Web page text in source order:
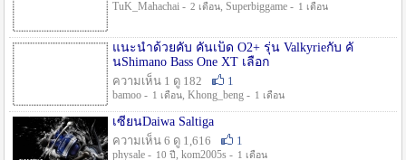
TuK_Mahachai - 2 เดือน, Superbiggame - 1 เดือน
แนะนำด้วยคับ คันเบ็ด O2+ รุ่น Valkyrieกับ คั
นShimano Bass One XT เลือก
ความเห็น 1 ดู 182
1
bamoo - 1 เดือน, Khong_beng - 1 เดือน
เซียนDaiwa Saltiga
ความเห็น 6 ดู 1,616
1
physale - 10 ปี , kom2005s - 1 เดือน